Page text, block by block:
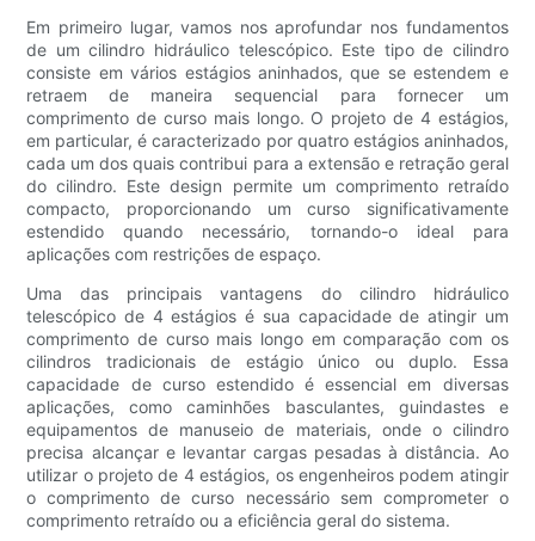
Em primeiro lugar, vamos nos aprofundar nos fundamentos
de um cilindro hidráulico telescópico. Este tipo de cilindro
consiste em vários estágios aninhados, que se estendem e
retraem de maneira sequencial para fornecer um
comprimento de curso mais longo. O projeto de 4 estágios,
em particular, é caracterizado por quatro estágios aninhados,
cada um dos quais contribui para a extensão e retração geral
do cilindro. Este design permite um comprimento retraído
compacto, proporcionando um curso significativamente
estendido quando necessário, tornando-o ideal para
aplicações com restrições de espaço.
Uma das principais vantagens do cilindro hidráulico
telescópico de 4 estágios é sua capacidade de atingir um
comprimento de curso mais longo em comparação com os
cilindros tradicionais de estágio único ou duplo. Essa
capacidade de curso estendido é essencial em diversas
aplicações, como caminhões basculantes, guindastes e
equipamentos de manuseio de materiais, onde o cilindro
precisa alcançar e levantar cargas pesadas à distância. Ao
utilizar o projeto de 4 estágios, os engenheiros podem atingir
o comprimento de curso necessário sem comprometer o
comprimento retraído ou a eficiência geral do sistema.